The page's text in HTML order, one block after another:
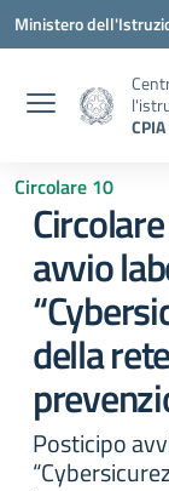
Vai ai contenuti
Vai al menu di
Vai al footer
Ministero
Circolare 10
avvio
della
Posticipo